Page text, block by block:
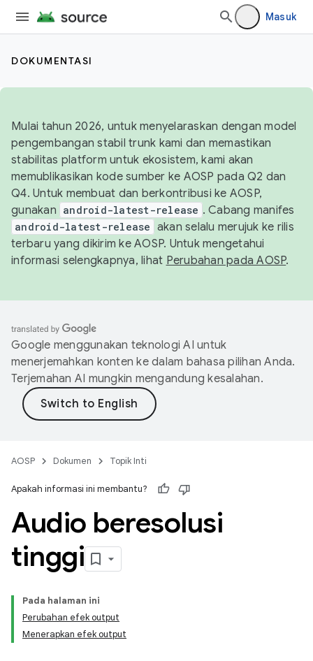
Masuk
DOKUMENTASI
Mulai tahun 2026, untuk menyelaraskan dengan model
pengembangan stabil trunk kami dan memastikan
stabilitas platform untuk ekosistem, kami akan
memublikasikan kode sumber ke AOSP pada Q2 dan
Q4. Untuk membuat dan berkontribusi ke AOSP,
gunakan android-latest-release . Cabang manifes
android-latest-release akan selalu merujuk ke rilis
terbaru yang dikirim ke AOSP. Untuk mengetahui
informasi selengkapnya, lihat Perubahan pada AOSP.
Google menggunakan teknologi AI untuk
menerjemahkan konten ke dalam bahasa pilihan Anda.
Terjemahan AI mungkin mengandung kesalahan.
AOSP Dokumen Topik Inti
Apakah informasi ini membantu?
Audio beresolusi
tinggi
Pada halaman ini
Perubahan efek output
Menerapkan efek output